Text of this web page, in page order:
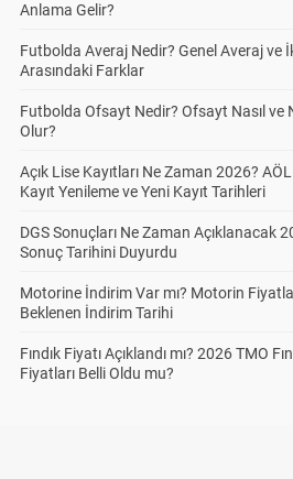
Anlama Gelir?
Futbolda Averaj Nedir? Genel Averaj ve
Arasındaki Farklar
Futbolda Ofsayt Nedir? Ofsayt Nasıl ve
Olur?
Açık Lise Kayıtları Ne Zaman 2026?
Kayıt Yenileme ve Yeni Kayıt Tarihleri
DGS Sonuçları Ne Zaman Açıklanacak
Sonuç Tarihini Duyurdu
Motorine İndirim Var mı? Motorin
Beklenen İndirim Tarihi
Fındık Fiyatı Açıklandı mı? 2026 TMO
Fiyatları Belli Oldu mu?